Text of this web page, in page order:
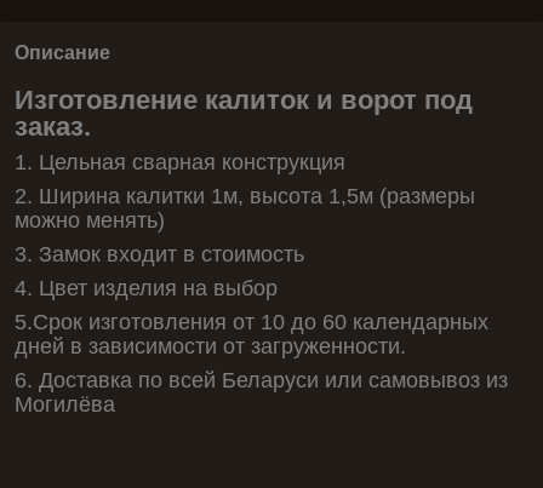
Описание
Изготовление калиток и ворот под
заказ.
1. Цельная сварная конструкция
2. Ширина калитки 1м, высота 1,5м (размеры
можно менять)
3. Замок входит в стоимость
4. Цвет изделия на выбор
5.Срок изготовления от 10 до 60 календарных
дней в зависимости от загруженности.
6. Доставка по всей Беларуси или самовывоз из
Могилёва